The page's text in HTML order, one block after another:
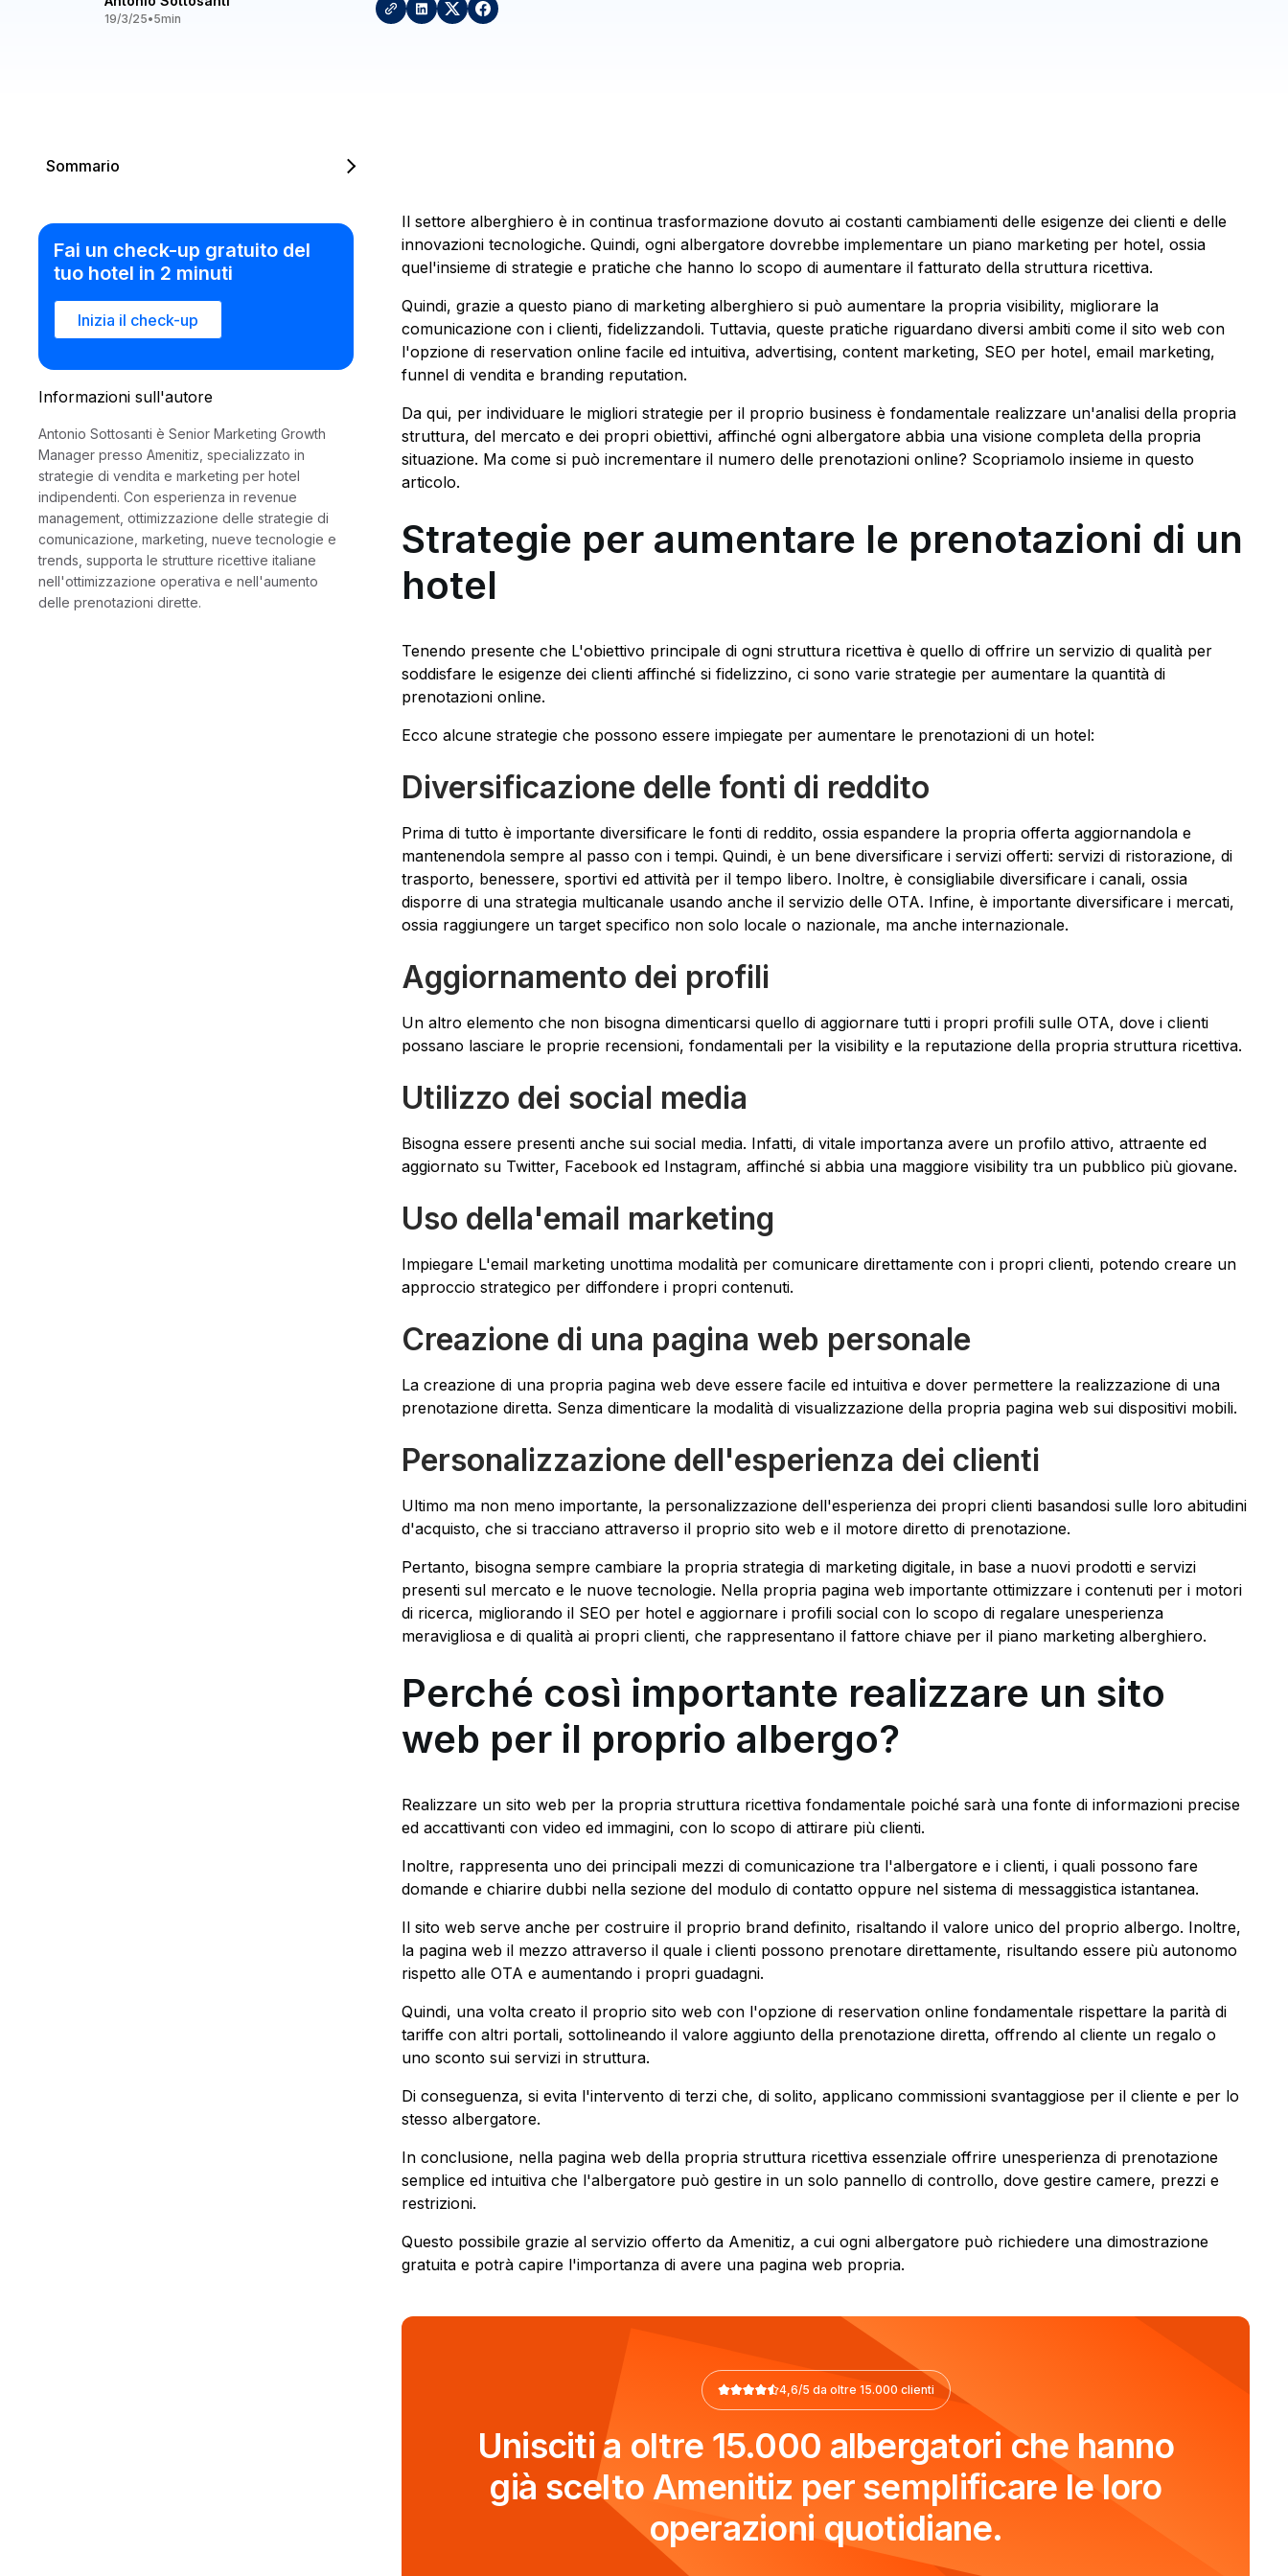
19/3/25•5min
Sommario
Fai un check-up gratuito del
tuo hotel in 2 minuti
Inizia il check-up
Informazioni sull'autore
Antonio Sottosanti è Senior Marketing Growth
Manager presso Amenitiz, specializzato in
strategie di vendita e marketing per hotel
indipendenti. Con esperienza in revenue
management, ottimizzazione delle strategie di
comunicazione, marketing, nueve tecnologie e
trends, supporta le strutture ricettive italiane
nell'ottimizzazione operativa e nell'aumento
delle prenotazioni dirette.
Il settore alberghiero è in continua trasformazione dovuto ai costanti cambiamenti delle esigenze dei clienti e delle
innovazioni tecnologiche. Quindi, ogni albergatore dovrebbe implementare un piano marketing per hotel, ossia
quel'insieme di strategie e pratiche che hanno lo scopo di aumentare il fatturato della struttura ricettiva.
Quindi, grazie a questo piano di marketing alberghiero si può aumentare la propria visibility, migliorare la
comunicazione con i clienti, fidelizzandoli. Tuttavia, queste pratiche riguardano diversi ambiti come il sito web con
l'opzione di reservation online facile ed intuitiva, advertising, content marketing, SEO per hotel, email marketing,
funnel di vendita e branding reputation.
Da qui, per individuare le migliori strategie per il proprio business è fondamentale realizzare un'analisi della propria
struttura, del mercato e dei propri obiettivi, affinché ogni albergatore abbia una visione completa della propria
situazione. Ma come si può incrementare il numero delle prenotazioni online? Scopriamolo insieme in questo
articolo.
Strategie per aumentare le prenotazioni di un
hotel
Tenendo presente che L'obiettivo principale di ogni struttura ricettiva è quello di offrire un servizio di qualità per
soddisfare le esigenze dei clienti affinché si fidelizzino, ci sono varie strategie per aumentare la quantità di
prenotazioni online.
Ecco alcune strategie che possono essere impiegate per aumentare le prenotazioni di un hotel:
Diversificazione delle fonti di reddito
Prima di tutto è importante diversificare le fonti di reddito, ossia espandere la propria offerta aggiornandola e
mantenendola sempre al passo con i tempi. Quindi, è un bene diversificare i servizi offerti: servizi di ristorazione, di
trasporto, benessere, sportivi ed attività per il tempo libero. Inoltre, è consigliabile diversificare i canali, ossia
disporre di una strategia multicanale usando anche il servizio delle OTA. Infine, è importante diversificare i mercati,
ossia raggiungere un target specifico non solo locale o nazionale, ma anche internazionale.
Aggiornamento dei profili
Un altro elemento che non bisogna dimenticarsi quello di aggiornare tutti i propri profili sulle OTA, dove i clienti
possano lasciare le proprie recensioni, fondamentali per la visibility e la reputazione della propria struttura ricettiva.
Utilizzo dei social media
Bisogna essere presenti anche sui social media. Infatti, di vitale importanza avere un profilo attivo, attraente ed
aggiornato su Twitter, Facebook ed Instagram, affinché si abbia una maggiore visibility tra un pubblico più giovane.
Uso della'email marketing
Impiegare L'email marketing unottima modalità per comunicare direttamente con i propri clienti, potendo creare un
approccio strategico per diffondere i propri contenuti.
Creazione di una pagina web personale
La creazione di una propria pagina web deve essere facile ed intuitiva e dover permettere la realizzazione di una
prenotazione diretta. Senza dimenticare la modalità di visualizzazione della propria pagina web sui dispositivi mobili.
Personalizzazione dell'esperienza dei clienti
Ultimo ma non meno importante, la personalizzazione dell'esperienza dei propri clienti basandosi sulle loro abitudini
d'acquisto, che si tracciano attraverso il proprio sito web e il motore diretto di prenotazione.
Pertanto, bisogna sempre cambiare la propria strategia di marketing digitale, in base a nuovi prodotti e servizi
presenti sul mercato e le nuove tecnologie. Nella propria pagina web importante ottimizzare i contenuti per i motori
di ricerca, migliorando il SEO per hotel e aggiornare i profili social con lo scopo di regalare unesperienza
meravigliosa e di qualità ai propri clienti, che rappresentano il fattore chiave per il piano marketing alberghiero.
Perché così importante realizzare un sito
web per il proprio albergo?
Realizzare un sito web per la propria struttura ricettiva fondamentale poiché sarà una fonte di informazioni precise
ed accattivanti con video ed immagini, con lo scopo di attirare più clienti.
Inoltre, rappresenta uno dei principali mezzi di comunicazione tra l'albergatore e i clienti, i quali possono fare
domande e chiarire dubbi nella sezione del modulo di contatto oppure nel sistema di messaggistica istantanea.
Il sito web serve anche per costruire il proprio brand definito, risaltando il valore unico del proprio albergo. Inoltre,
la pagina web il mezzo attraverso il quale i clienti possono prenotare direttamente, risultando essere più autonomo
rispetto alle OTA e aumentando i propri guadagni.
Quindi, una volta creato il proprio sito web con l'opzione di reservation online fondamentale rispettare la parità di
tariffe con altri portali, sottolineando il valore aggiunto della prenotazione diretta, offrendo al cliente un regalo o
uno sconto sui servizi in struttura.
Di conseguenza, si evita l'intervento di terzi che, di solito, applicano commissioni svantaggiose per il cliente e per lo
stesso albergatore.
In conclusione, nella pagina web della propria struttura ricettiva essenziale offrire unesperienza di prenotazione
semplice ed intuitiva che l'albergatore può gestire in un solo pannello di controllo, dove gestire camere, prezzi e
restrizioni.
Questo possibile grazie al servizio offerto da Amenitiz, a cui ogni albergatore può richiedere una dimostrazione
gratuita e potrà capire l'importanza di avere una pagina web propria.
4,6/5 da oltre 15.000 clienti
Unisciti a oltre 15.000 albergatori che hanno
già scelto Amenitiz per semplificare le loro
operazioni quotidiane.